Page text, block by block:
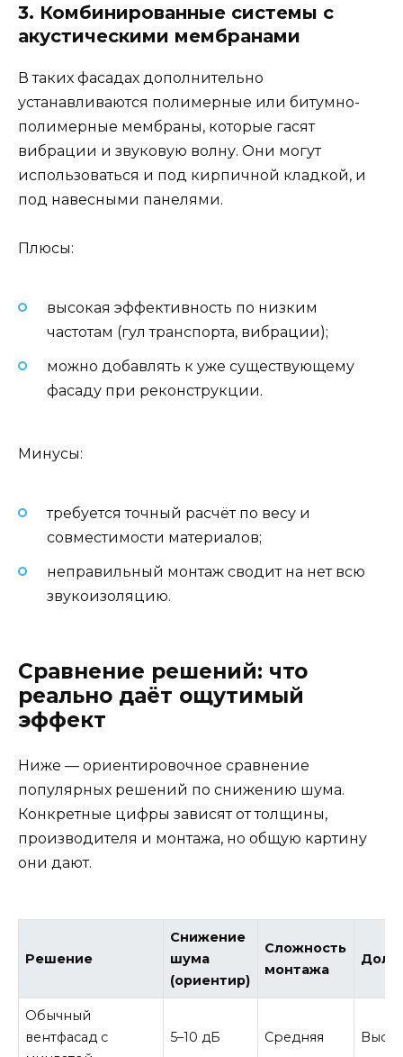
3. Комбинированные системы с
акустическими мембранами
В таких фасадах дополнительно
устанавливаются полимерные или битумно-
полимерные мембраны, которые гасят
вибрации и звуковую волну. Они могут
использоваться и под кирпичной кладкой, и
под навесными панелями.
Плюсы:
высокая эффективность по низким
частотам (гул транспорта, вибрации);
можно добавлять к уже существующему
фасаду при реконструкции.
Минусы:
требуется точный расчёт по весу и
совместимости материалов;
неправильный монтаж сводит на нет всю
звукоизоляцию.
Сравнение решений: что
реально даёт ощутимый
эффект
Ниже — ориентировочное сравнение
популярных решений по снижению шума.
Конкретные цифры зависят от толщины,
производителя и монтажа, но общую картину
они дают.
Решение
Снижение
шума
(ориентир)
Сложность
монтажа
Обычный
вентфасад с
5–10 дБ Средняя